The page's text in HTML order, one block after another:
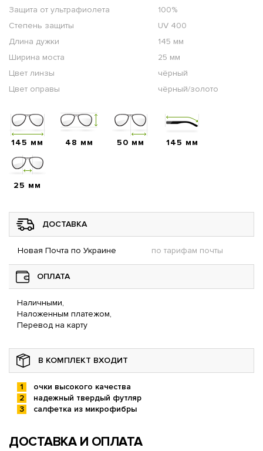
Защита от ультрафиолета
100%
Степень защиты
UV 400
Длина дужки
145 мм
Ширина моста
25 мм
Цвет линзы
чёрный
Цвет оправы
чёрный/золото
145 мм 48 мм 50 мм 145 мм
25 мм
ДОСТАВКА
Новая Почта по Украине по тарифам почты
ОПЛАТА
Наличными,
Наложенным платежом,
Перевод на карту
В КОМПЛЕКТ ВХОДИТ
очки высокого качества
надежный твердый футляр
салфетка из микрофибры
ДОСТАВКА И ОПЛАТА